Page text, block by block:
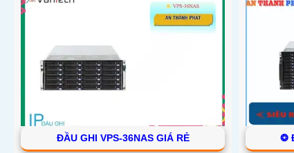
ĐẦU GHI VPS-36NAS GIÁ RẺ ❂